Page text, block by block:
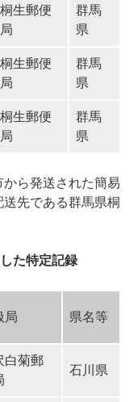
桐生郵便
局
群馬
県
桐生郵便
局
群馬
県
桐生郵便
局
群馬
県
ら発送された簡易
先である群馬県桐
た特定記録
局 県名等
白菊郵
石川県